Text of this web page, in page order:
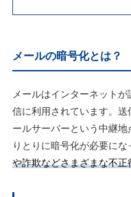
メールの暗号化とは？
メールはインターネット
信に利用されています。
ールサーバーという中継
りとりに暗号化が必要にな
や詐欺などさまざまな不